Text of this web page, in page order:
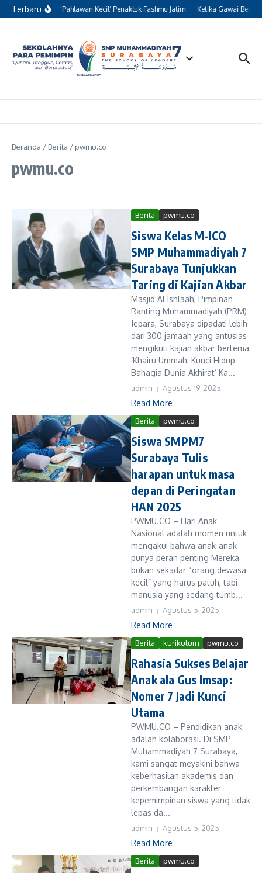
Lewati ke konten
TerbaruKisah 13 ‘Pahlawan Kecil’ Penakluk Fashmu Jatim Ketika Gawai
Beranda / Berita / pwmu.co
pwmu.co
Berita pwmu.co
Siswa Kelas M-ICO
SMP Muhammadiyah 7
Surabaya Tunjukkan
Taring di Kajian Akbar
Masjid Al Ishlaah, Pimpinan
Ranting Muhammadiyah (PRM)
Jepara, Surabaya dipadati lebih
dari 300 jamaah yang antusias
mengikuti kajian akbar bertema
‘Khairu Ummah: Kunci Hidup
Bahagia Dunia Akhirat’ Ka...
admin Agustus 19, 2025
Read More
Berita pwmu.co
Siswa SMPM7
Surabaya Tulis
harapan untuk masa
depan di Peringatan
HAN 2025
PWMU.CO – Hari Anak
Nasional adalah momen untuk
mengakui bahwa anak-anak
punya peran penting Mereka
bukan sekadar “orang dewasa
kecil” yang harus patuh, tapi
manusia yang sedang tumb...
admin Agustus 5, 2025
Read More
Berita kurikulum pwmu.co
Rahasia Sukses Belajar
Anak ala Gus Imsap:
Nomer 7 Jadi Kunci
Utama
PWMU.CO – Pendidikan anak
adalah kolaborasi. Di SMP
Muhammadiyah 7 Surabaya,
kami sangat meyakini bahwa
keberhasilan akademis dan
perkembangan karakter
kepemimpinan siswa yang tidak
lepas da...
admin Agustus 5, 2025
Read More
Berita pwmu.co